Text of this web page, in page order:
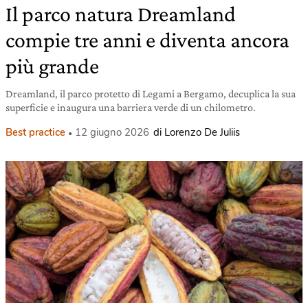
Il parco natura Dreamland
compie tre anni e diventa ancora
più grande
Dreamland, il parco protetto di Legami a Bergamo, decuplica la sua
superficie e inaugura una barriera verde di un chilometro.
Best practice 12 giugno 2026 di Lorenzo De Juliis